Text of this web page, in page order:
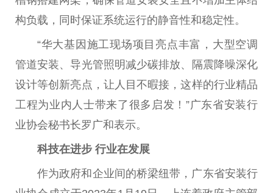
构负载，同时保证系统运行的静音性和稳定性。
“华大基因施工现场项目亮点丰富，大型空调
管道安装、导光管照明减少碳排放、隔震降噪深化
设计等创新亮点，让人目不暇接，这样的行业精品
工程为业内人士带来了很多启发！”广东省安装行
业协会秘书长罗广和表示。
科技在进步 行业在发展
作为政府和企业间的桥梁纽带，广东省安装行